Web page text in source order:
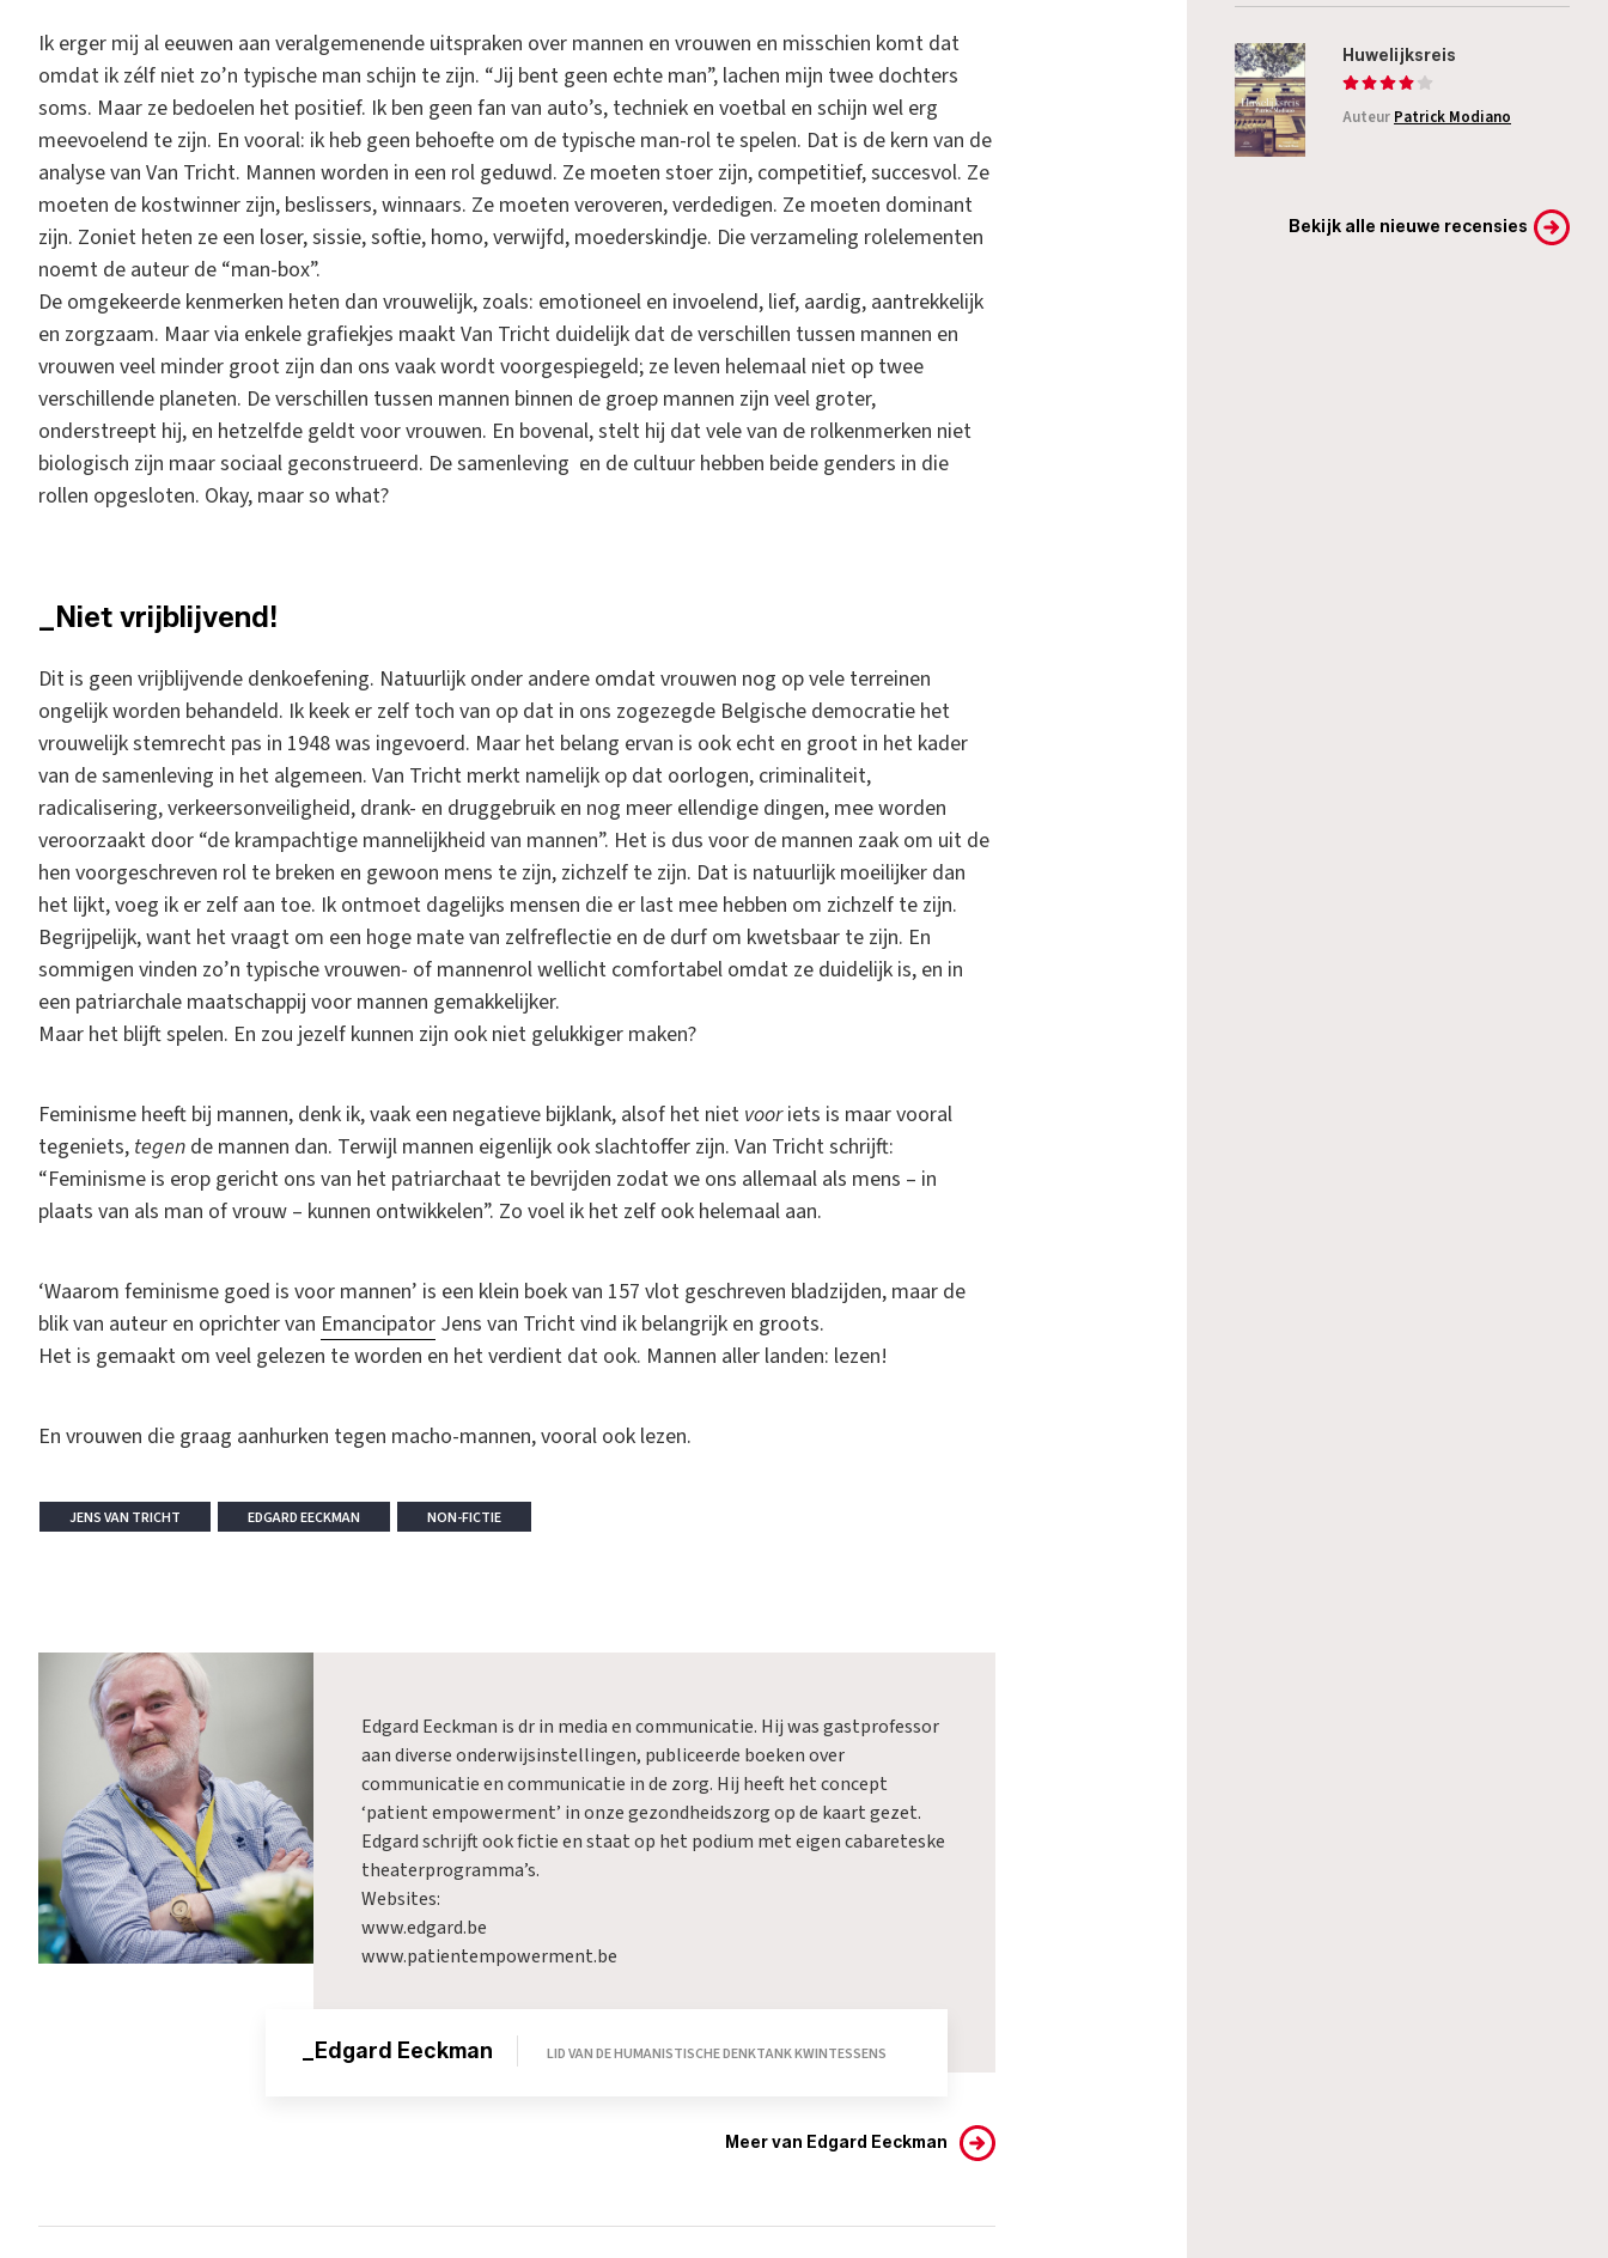
Ik erger mij al eeuwen aan veralgemenende uitspraken over mannen en vrouwen en misschien komt dat
omdat ik zélf niet zo’n typische man schijn te zijn. “Jij bent geen echte man”, lachen mijn twee dochters
soms. Maar ze bedoelen het positief. Ik ben geen fan van auto’s, techniek en voetbal en schijn wel erg
meevoelend te zijn. En vooral: ik heb geen behoefte om de typische man-rol te spelen. Dat is de kern van de
analyse van Van Tricht. Mannen worden in een rol geduwd. Ze moeten stoer zijn, competitief, succesvol. Ze
moeten de kostwinner zijn, beslissers, winnaars. Ze moeten veroveren, verdedigen. Ze moeten dominant
zijn. Zoniet heten ze een loser, sissie, softie, homo, verwijfd, moederskindje. Die verzameling rolelementen
noemt de auteur de “man-box”.
De omgekeerde kenmerken heten dan vrouwelijk, zoals: emotioneel en invoelend, lief, aardig, aantrekkelijk
en zorgzaam. Maar via enkele grafiekjes maakt Van Tricht duidelijk dat de verschillen tussen mannen en
vrouwen veel minder groot zijn dan ons vaak wordt voorgespiegeld; ze leven helemaal niet op twee
verschillende planeten. De verschillen tussen mannen binnen de groep mannen zijn veel groter,
onderstreept hij, en hetzelfde geldt voor vrouwen. En bovenal, stelt hij dat vele van de rolkenmerken niet
biologisch zijn maar sociaal geconstrueerd. De samenleving en de cultuur hebben beide genders in die
rollen opgesloten. Okay, maar so what?
_Niet vrijblijvend!
Dit is geen vrijblijvende denkoefening. Natuurlijk onder andere omdat vrouwen nog op vele terreinen
ongelijk worden behandeld. Ik keek er zelf toch van op dat in ons zogezegde Belgische democratie het
vrouwelijk stemrecht pas in 1948 was ingevoerd. Maar het belang ervan is ook echt en groot in het kader
van de samenleving in het algemeen. Van Tricht merkt namelijk op dat oorlogen, criminaliteit,
radicalisering, verkeersonveiligheid, drank- en druggebruik en nog meer ellendige dingen, mee worden
veroorzaakt door “de krampachtige mannelijkheid van mannen”. Het is dus voor de mannen zaak om uit de
hen voorgeschreven rol te breken en gewoon mens te zijn, zichzelf te zijn. Dat is natuurlijk moeilijker dan
het lijkt, voeg ik er zelf aan toe. Ik ontmoet dagelijks mensen die er last mee hebben om zichzelf te zijn.
Begrijpelijk, want het vraagt om een hoge mate van zelfreflectie en de durf om kwetsbaar te zijn. En
sommigen vinden zo’n typische vrouwen- of mannenrol wellicht comfortabel omdat ze duidelijk is, en in
een patriarchale maatschappij voor mannen gemakkelijker.
Maar het blijft spelen. En zou jezelf kunnen zijn ook niet gelukkiger maken?
Feminisme heeft bij mannen, denk ik, vaak een negatieve bijklank, alsof het niet vooriets is maar vooral
tegeniets, tegen de mannen dan. Terwijl mannen eigenlijk ook slachtoffer zijn. Van Tricht schrijft:
“Feminisme is erop gericht ons van het patriarchaat te bevrijden zodat we ons allemaal als mens – in
plaats van als man of vrouw – kunnen ontwikkelen”. Zo voel ik het zelf ook helemaal aan.
‘Waarom feminisme goed is voor mannen’ is een klein boek van 157 vlot geschreven bladzijden, maar de
blik van auteur en oprichter van Emancipator Jens van Tricht vind ik belangrijk en groots.
Het is gemaakt om veel gelezen te worden en het verdient dat ook. Mannen aller landen: lezen!
En vrouwen die graag aanhurken tegen macho-mannen, vooral ook lezen.
JENS VAN TRICHT EDGARD EECKMAN NON-FICTIE
Edgard Eeckman is dr in media en communicatie. Hij was gastprofessor
aan diverse onderwijsinstellingen, publiceerde boeken over
communicatie en communicatie in de zorg. Hij heeft het concept
‘patient empowerment’ in onze gezondheidszorg op de kaart gezet.
Edgard schrijft ook fictie en staat op het podium met eigen cabareteske
theaterprogramma’s.
Websites:
www.edgard.be
www.patientempowerment.be
_Edgard Eeckman LID VAN DE HUMANISTISCHE DENKTANK KWINTESSENS
Meer van Edgard Eeckman
Huwelijksreis
Auteur Patrick Modiano
Bekijk alle nieuwe recensies